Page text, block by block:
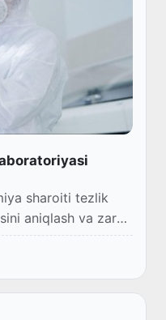
sharoiti tezlik
aniqlash va zarur
taqozo etmoqda.